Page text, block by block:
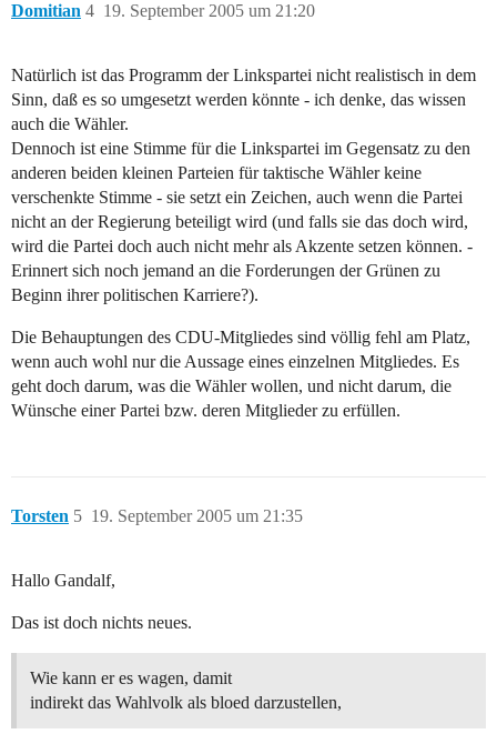
Domitian 19. September 2005 um 21:20
4
Natürlich ist das Programm der Linkspartei nicht realistisch in dem
Sinn, daß es so umgesetzt werden könnte - ich denke, das wissen
auch die Wähler.
Dennoch ist eine Stimme für die Linkspartei im Gegensatz zu den
anderen beiden kleinen Parteien für taktische Wähler keine
verschenkte Stimme - sie setzt ein Zeichen, auch wenn die Partei
nicht an der Regierung beteiligt wird (und falls sie das doch wird,
wird die Partei doch auch nicht mehr als Akzente setzen können. -
Erinnert sich noch jemand an die Forderungen der Grünen zu
Beginn ihrer politischen Karriere?).
Die Behauptungen des CDU-Mitgliedes sind völlig fehl am Platz,
wenn auch wohl nur die Aussage eines einzelnen Mitgliedes. Es
geht doch darum, was die Wähler wollen, und nicht darum, die
Wünsche einer Partei bzw. deren Mitglieder zu erfüllen.
Torsten 19. September 2005 um 21:35
5
Hallo Gandalf,
Das ist doch nichts neues.
Wie kann er es wagen, damit
indirekt das Wahlvolk als bloed darzustellen,